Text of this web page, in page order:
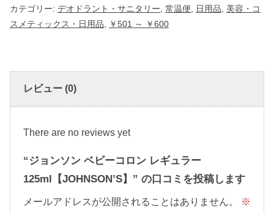
カテゴリー: デオドラント・サニタリー 常温便 日用品
美容・コ
スメティックス・日用品
￥501 ～ ￥600
レビュー (0)
There are no reviews yet
“ジョンソン ベビーコロン レギュラー
125ml【JOHNSON’S】” の口コミを投稿します
メールアドレスが公開されることはありません。
※